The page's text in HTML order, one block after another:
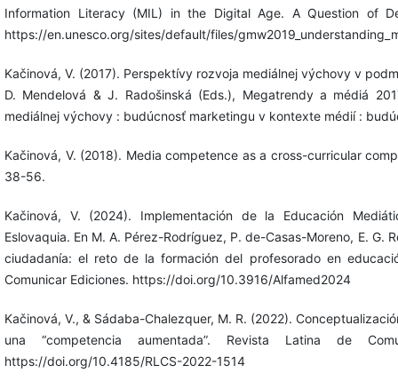
Information Literacy (MIL) in the Digital Age. A Question of
https://en.unesco.org/sites/default/files/
Kačinová, V. (2017). Perspektívy rozvoja mediálnej výchovy v
D. Mendelová & J. Radošinská (Eds.), Megatrendy a médiá
mediálnej výchovy : budúcnosť marketingu v kontexte médií :
Kačinová, V. (2018). Media competence as a cross-curricular
38-56.
Kačinová, V. (2024). Implementación de la Educación
Eslovaquia. En M. A. Pérez-Rodríguez, P. de-Casas-Moreno, E. G.
ciudadanía: el reto de la formación del profesorado en
Comunicar Ediciones. https://doi.org/10.3916/Alfamed2024
Kačinová, V., & Sádaba-Chalezquer, M. R. (2022).
una “competencia aumentada”. Revista Latina de
https://doi.org/10.4185/RLCS-2022-1514